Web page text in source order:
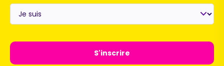
Je
suis*